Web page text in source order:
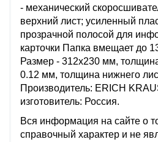
- механический
верхний лист; усиленный
прозрачной полосой для
карточки Папка вмещает до
Размер - 312х230 мм,
0.12 мм, толщина нижнего
Производитель: ERICH
изготовитель: Россия.
Вся информация на сайте о
справочный характер и не